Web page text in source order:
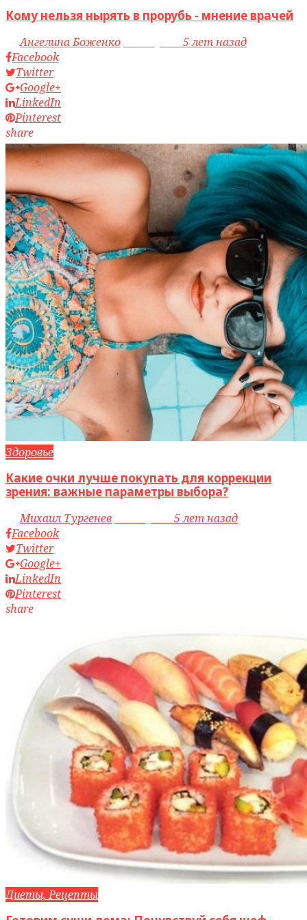
Кому нельзя нырять в прорубь - мнение врачей
byАнгелина Боженко
5 лет назад
Facebook
Twitter
Google+
LinkedIn
Pinterest
share
Здоровье
Какие очки лучше покупать для коррекции
зрения: важные параметры выбора?
byМихаил Тургенев
5 лет назад
Facebook
Twitter
Google+
LinkedIn
Pinterest
share
Диеты, Рецепты